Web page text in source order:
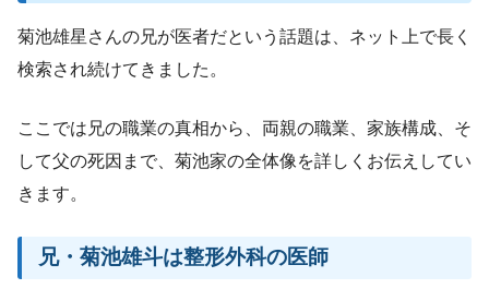
菊池雄星さんの兄が医者だという話題は、ネット上で長く
検索され続けてきました。
ここでは兄の職業の真相から、両親の職業、家族構成、そ
して父の死因まで、菊池家の全体像を詳しくお伝えしてい
きます。
兄・菊池雄斗は整形外科の医師